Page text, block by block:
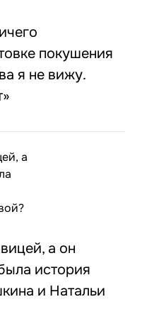
покушения
я не вижу.
а он
история
и Натальи